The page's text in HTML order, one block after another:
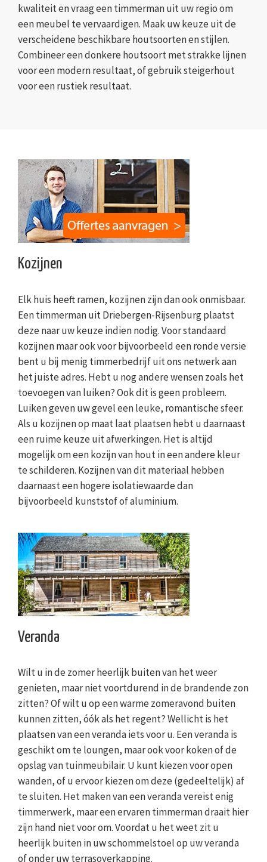
kwaliteit en vraag een timmerman uit uw regio om
een meubel te vervaardigen. Maak uw keuze uit de
verscheidene beschikbare houtsoorten en stijlen.
Combineer een donkere houtsoort met strakke lijnen
voor een modern resultaat, of gebruik steigerhout
voor een rustiek resultaat.
Kozijnen
Elk huis heeft ramen, kozijnen zijn dan ook onmisbaar.
Een timmerman uit Driebergen-Rijsenburg plaatst
deze naar uw keuze indien nodig. Voor standaard
kozijnen maar ook voor bijvoorbeeld een ronde versie
bent u bij menig timmerbedrijf uit ons netwerk aan
het juiste adres. Hebt u nog andere wensen zoals het
toevoegen van luiken? Ook dit is geen probleem.
Luiken geven uw gevel een leuke, romantische sfeer.
Als u kozijnen op maat laat plaatsen hebt u daarnaast
een ruime keuze uit afwerkingen. Het is altijd
mogelijk om een kozijn van hout in een andere kleur
te schilderen. Kozijnen van dit materiaal hebben
daarnaast een hogere isolatiewaarde dan
bijvoorbeeld kunststof of aluminium.
Veranda
Wilt u in de zomer heerlijk buiten van het weer
genieten, maar niet voortdurend in de brandende zon
zitten? Of wilt u op een warme zomeravond buiten
kunnen zitten, óók als het regent? Wellicht is het
plaatsen van een veranda iets voor u. Een veranda is
geschikt om te loungen, maar ook voor koken of de
opslag van tuinmeubilair. U kunt kiezen voor open
wanden, of u ervoor kiezen om deze (gedeeltelijk) af
te sluiten. Het maken van een veranda vereist enig
timmerwerk, maar een ervaren timmerman draait hier
zijn hand niet voor om. Voordat u het weet zit u
heerlijk buiten in uw schommelstoel op uw veranda
of onder uw terrasoverkapping.